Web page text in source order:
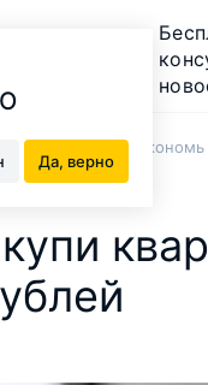
Да, верно
онлайн –